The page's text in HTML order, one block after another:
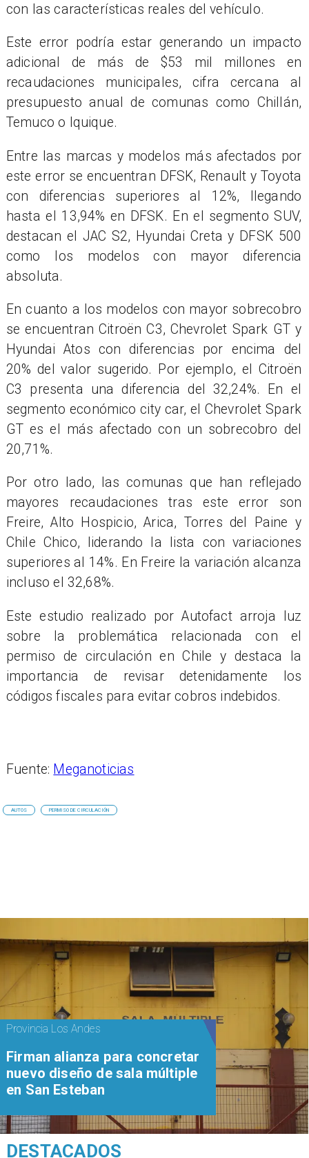
con las características reales del vehículo.
Este error podría estar generando un impacto
adicional de más de $53 mil millones en
recaudaciones municipales, cifra cercana al
presupuesto anual de comunas como Chillán,
Temuco o Iquique.
Entre las marcas y modelos más afectados por
este error se encuentran DFSK, Renault y Toyota
con diferencias superiores al 12%, llegando
hasta el 13,94% en DFSK. En el segmento SUV,
destacan el JAC S2, Hyundai Creta y DFSK 500
como los modelos con mayor diferencia
absoluta.
En cuanto a los modelos con mayor sobrecobro
se encuentran Citroën C3, Chevrolet Spark GT y
Hyundai Atos con diferencias por encima del
20% del valor sugerido. Por ejemplo, el Citroën
C3 presenta una diferencia del 32,24%. En el
segmento económico city car, el Chevrolet Spark
GT es el más afectado con un sobrecobro del
20,71%.
Por otro lado, las comunas que han reflejado
mayores recaudaciones tras este error son
Freire, Alto Hospicio, Arica, Torres del Paine y
Chile Chico, liderando la lista con variaciones
superiores al 14%. En Freire la variación alcanza
incluso el 32,68%.
Este estudio realizado por Autofact arroja luz
sobre la problemática relacionada con el
permiso de circulación en Chile y destaca la
importancia de revisar detenidamente los
códigos fiscales para evitar cobros indebidos.
Fuente: Meganoticias
AUTOS PERMISO DE CIRCULACIÓN
Provincia Los Andes
​​Firman alianza para concretar
nuevo diseño de sala múltiple
en San Esteban
DESTACADOS